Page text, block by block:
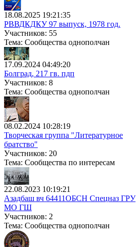
18.08.2025 19:21:35
РВВДКДКУ 97 выпуск, 1978 год.
Участников: 55
Тема: Сообщества однополчан
17.09.2024 04:49:20
Болград, 217 гв. пдп
Участников: 8
Тема: Сообщества однополчан
08.02.2024 10:28:19
Творческая группа "Литературное
братство"
Участников: 20
Тема: Сообщества по интересам
22.08.2023 10:19:21
Азадбаш вч 64411ОБСН Спецназ ГРУ
МО ГШ
Участников: 2
Тема: Сообщества однополчан